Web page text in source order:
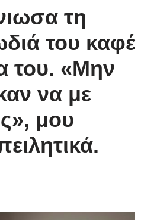
τη
του καφέ
του. «Μην
να με
μου